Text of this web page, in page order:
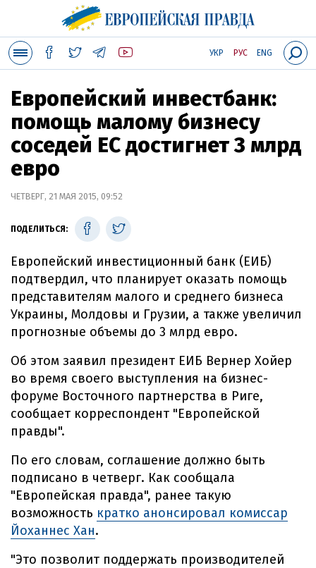
УКР РУС ENG
Европейский инвестбанк:
помощь малому бизнесу
соседей ЕС достигнет 3 млрд
евро
ЧЕТВЕРГ, 21 МАЯ 2015, 09:52
ПОДЕЛИТЬСЯ:
Европейский инвестиционный банк (ЕИБ)
подтвердил, что планирует оказать помощь
представителям малого и среднего бизнеса
Украины, Молдовы и Грузии, а также увеличил
прогнозные объемы до 3 млрд евро.
Об этом заявил президент ЕИБ Вернер Хойер
во время своего выступления на бизнес-
форуме Восточного партнерства в Риге,
сообщает корреспондент "Европейской
правды".
По его словам, соглашение должно быть
подписано в четверг. Как сообщала
"Европейская правда", ранее такую
возможность кратко анонсировал комиссар
Йоханнес Хан.
"Это позволит поддержать производителей